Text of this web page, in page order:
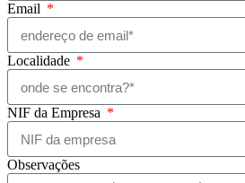
Email
Localidade
NIF da Empresa
Observações